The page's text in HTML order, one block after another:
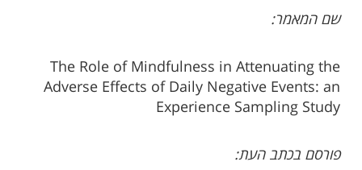
שם המאמר:
The Role of Mindfulness in Attenuating the
Adverse Effects of Daily Negative Events: an
Experience Sampling Study
פורסם בכתב העת: